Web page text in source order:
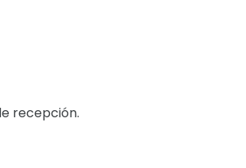
recepción.